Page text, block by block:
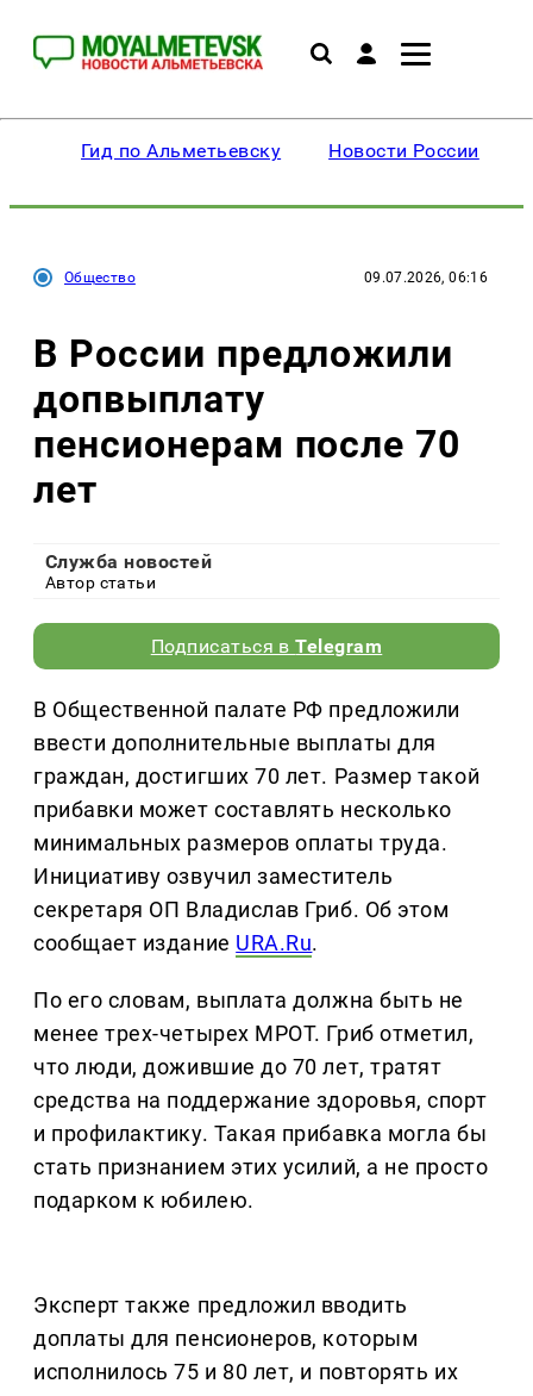
Гид по Альметьевску Новости России
Общество 09.07.2026, 06:16
В России предложили
допвыплату
пенсионерам после 70
лет
Служба новостей
Автор статьи
Подписаться вTelegram
В Общественной палате РФ предложили
ввести дополнительные выплаты для
граждан, достигших 70 лет. Размер такой
прибавки может составлять несколько
минимальных размеров оплаты труда.
Инициативу озвучил заместитель
секретаря ОП Владислав Гриб. Об этом
сообщает издание URA.Ru.
По его словам, выплата должна быть не
менее трех-четырех МРОТ. Гриб отметил,
что люди, дожившие до 70 лет, тратят
средства на поддержание здоровья, спорт
и профилактику. Такая прибавка могла бы
стать признанием этих усилий, а не просто
подарком к юбилею.
Эксперт также предложил вводить
доплаты для пенсионеров, которым
исполнилось 75 и 80 лет, и повторять их